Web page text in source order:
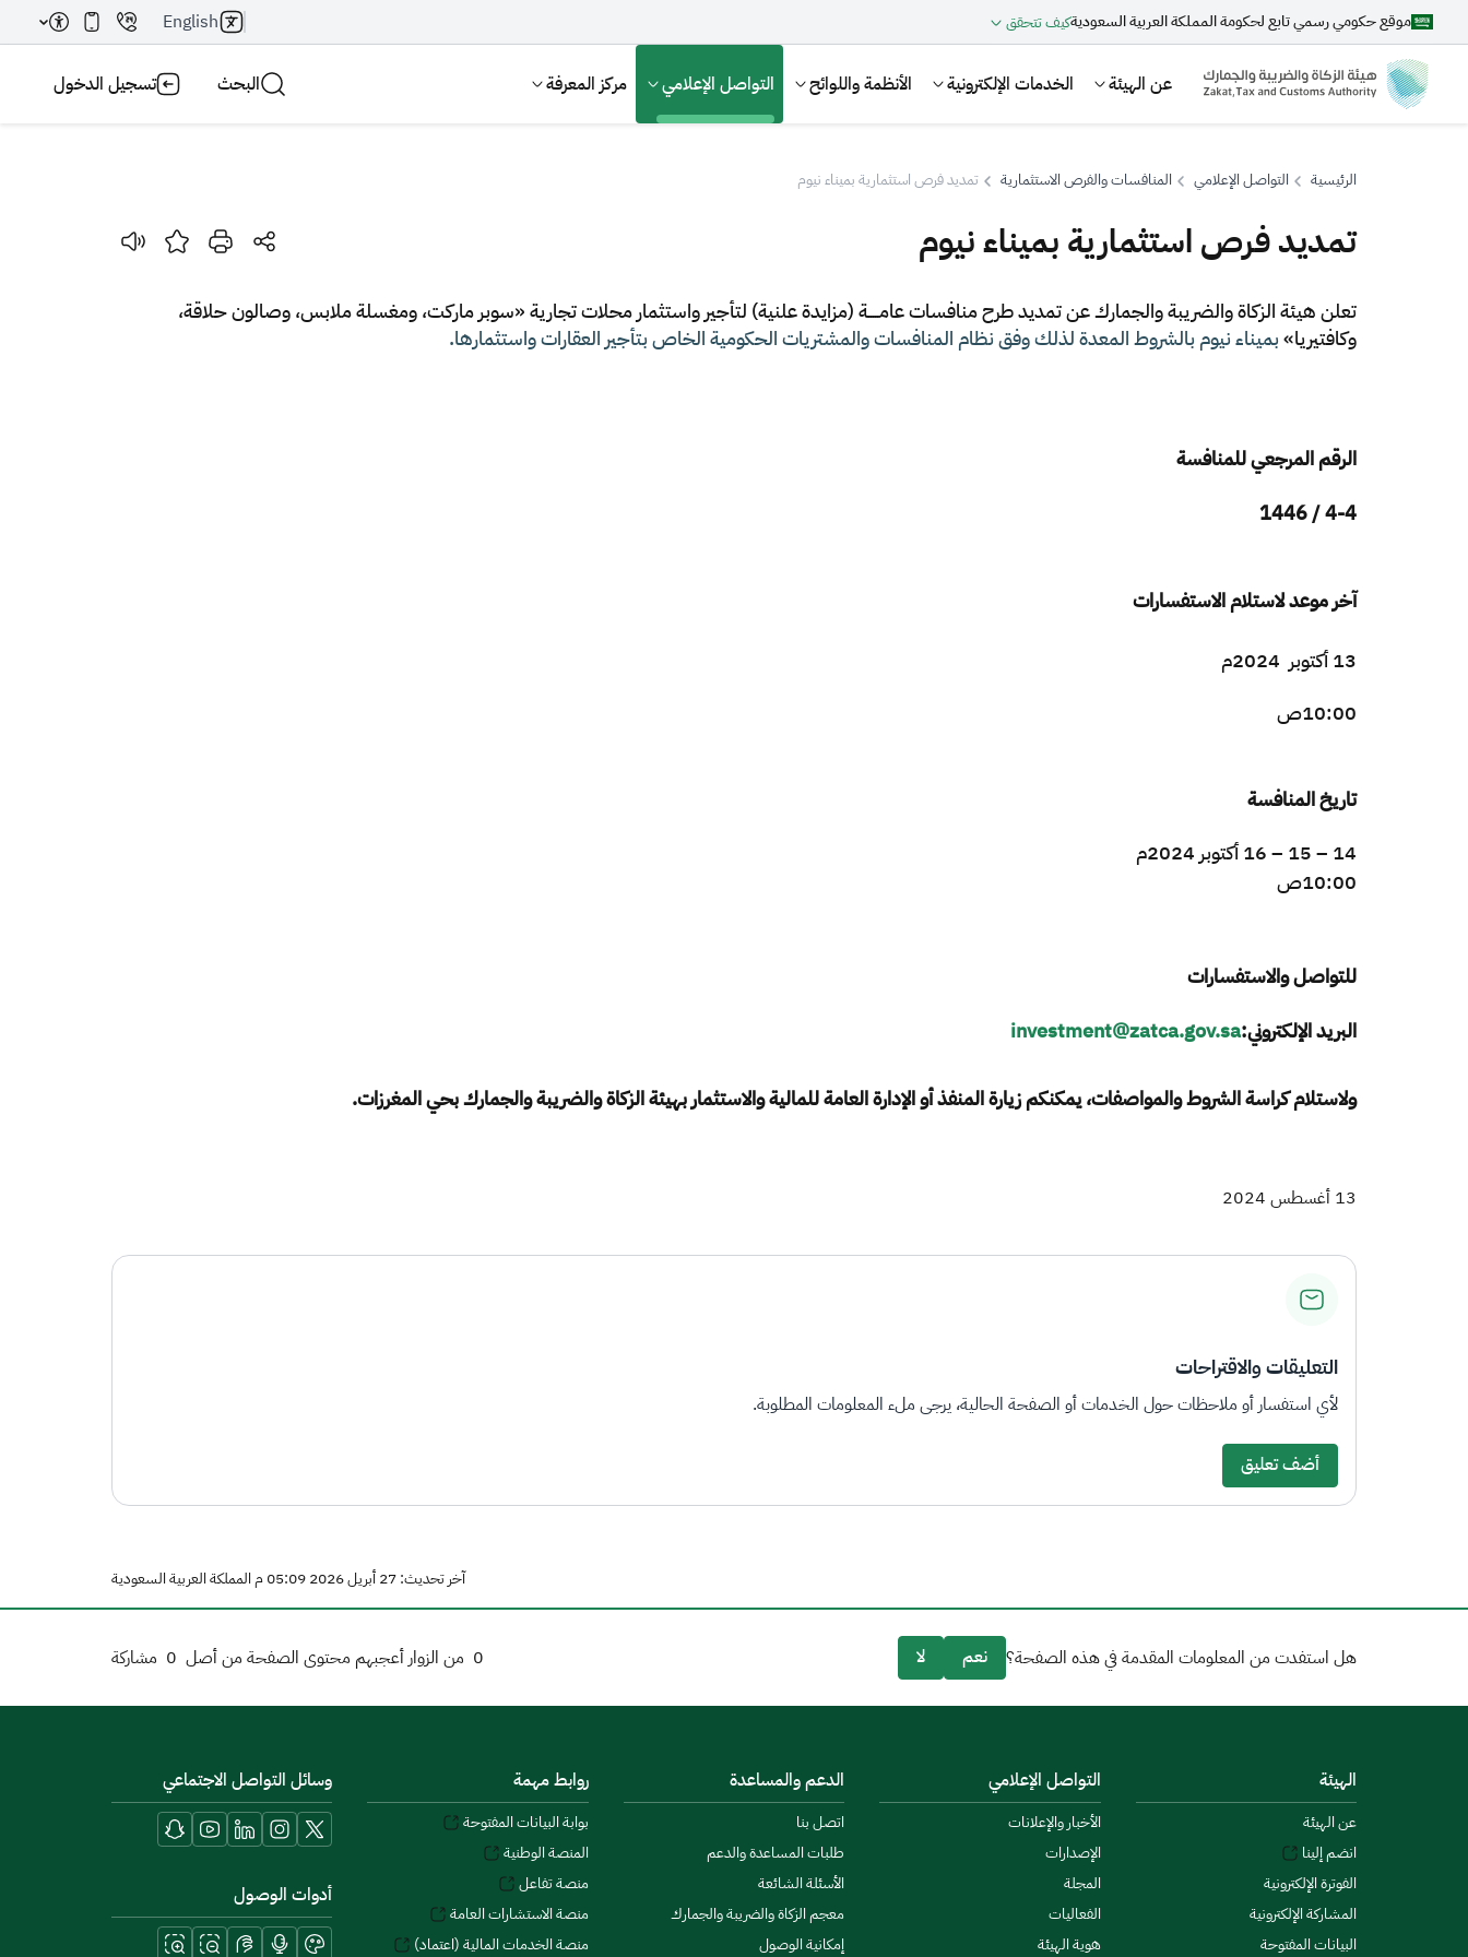
موقع حكومي رسمي تابع لحكومة المملكة العربية السعوديةكيف تتحقق English
عن الهيئة الخدمات الإلكترونية الأنظمة واللوائح التواصل الإعلامي مركز المعرفة البحث تسجيل الدخول
بحث
الرئيسية التواصل الإعلامي المنافسات والفرص الاستثمارية تمديد فرص استثمارية بميناء نيوم
تمديد فرص استثمارية بميناء نيوم
​تعلن هيئة الزكاة والضريبة والجمارك عن تمديد طرح منافسات عامـــــة (مزايدة علنية) لتأجير واستثمار محلات تجارية «سوبر ماركت، ومغسلة ملابس، وصالون حلاقة،
وكافتيريا»بميناء نيوم بالشروط المعدة لذلك وفق نظام المنافسات والمشتريات الحكومية الخاص بتأجير العقارات واستثمارها.
الرقم المرجعي للمنافسة
4-4 / 1446
آخر موعد لاستلام الاستفسارات
13 أكتوبر 2024م
10:00ص
تاريخ المنافسة
14 – 15 – 16 أكتوبر 2024م
10:00ص ​​
للتواصل والاستفسارات
البريد الإلكتروني:
investment@zatca.gov.sa
ولاستلام كراسة الشروط والمواصفات، يمكنكم زيارة المنفذ أو الإدارة العامة للمالية والاستثمار بهيئة الزكاة والضريبة والجمارك بحي المغرزات.​
13 أغسطس 2024
التعليقات والاقتراحات
لأي استفسار أو ملاحظات حول الخدمات أو الصفحة الحالية، يرجى ملء المعلومات المطلوبة.
أضف تعليق
آخر تحديث: 27 أبريل 2026 05:09 م المملكة العربية السعودية
0 من الزوار أعجبهم محتوى الصفحة من أصل 0 مشاركة هل استفدت من المعلومات المقدمة في هذه الصفحة؟ نعم لا
الهيئة
عن الهيئة
انضم إلينا
الفوترة الإلكترونية
المشاركة الإلكترونية
البيانات المفتوحة
التواصل الإعلامي
الأخبار والإعلانات
الإصدارات
المجلة
الفعاليات
هوية الهيئة
الدعم والمساعدة
اتصل بنا
طلبات المساعدة والدعم
الأسئلة الشائعة
معجم الزكاة والضريبة والجمارك
إمكانية الوصول
روابط مهمة
بوابة البيانات المفتوحة
المنصة الوطنية
منصة تفاعل
منصة الاستشارات العامة
منصة الخدمات المالية (اعتماد)
وسائل التواصل الاجتماعي
أدوات الوصول